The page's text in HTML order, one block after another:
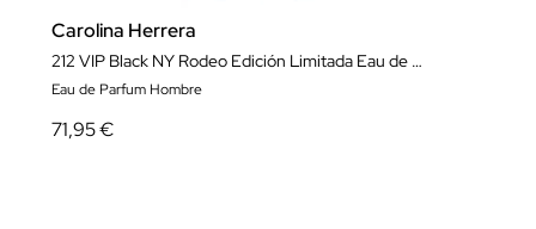
Carolina Herrera
212 VIP Black NY Rodeo Edición Limitada Eau de Parfum
Eau de Parfum Hombre
71,95 €